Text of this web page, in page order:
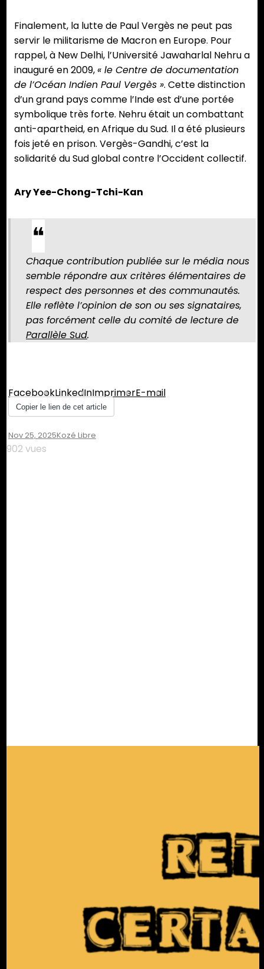
Finalement, la lutte de Paul Vergès ne peut pas
servir le militarisme de Macron en Europe. Pour
rappel, à New Delhi, l’Université Jawaharlal Nehru a
inauguré en 2009,« le Centre de documentation
de l’Océan Indien Paul Vergès ». Cette distinction
d’un grand pays comme l’Inde est d’une portée
symbolique très forte. Nehru était un combattant
anti-apartheid, en Afrique du Sud. Il a été plusieurs
fois jeté en prison. Vergès-Gandhi, c’est la
solidarité du Sud global contre l’Occident collectif.
Ary Yee-Chong-Tchi-Kan
Chaque contribution publiée sur le média nous
semble répondre aux critères élémentaires de
respect des personnes et des communautés.
Elle reflète l’opinion de son ou ses signataires,
pas forcément celle du comité de lecture de
Parallèle Sud.
FacebookLinkedInImprimerE-mail
Copier le lien de cet article
Nov 25, 2025Kozé Libre
902 vues